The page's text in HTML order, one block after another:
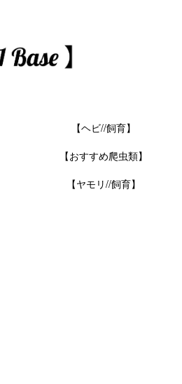
【ヘビ//飼育】
【おすすめ爬虫類】
【ヤモリ//飼育】